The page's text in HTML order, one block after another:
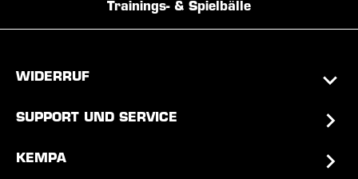
Trainings- & Spielbälle
WIDERRUF
SUPPORT UND SERVICE
KEMPA